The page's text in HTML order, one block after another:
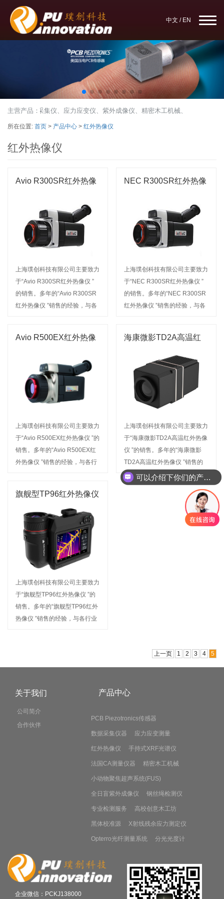
中文 / EN
主营产品：
、数据采集仪、应力应变仪、紫外成像仪、精密木工机械、木工实验
所在位置: 首页 > 产品中心 > 红外热像仪
红外热像仪
Avio R300SR红外热像
上海璞创科技有限公司主要致力
于“Avio R300SR红外热像仪 ”
的销售。多年的“Avio R300SR
红外热像仪 ”销售的经验，与各
受广大用户信赖。欢迎来电咨询
NEC R300SR红外热像
上海璞创科技有限公司主要致力
于“NEC R300SR红外热像仪 ”
的销售。多年的“NEC R300SR
红外热像仪 ”销售的经验，与各
受广大用户信赖。欢迎来电咨询
Avio R500EX红外热像
上海璞创科技有限公司主要致力
于“Avio R500EX红外热像仪 ”的
销售。多年的“Avio R500EX红
外热像仪 ”销售的经验，与各行
广大用户信赖。欢迎来电咨询或
前来选购
海康微影TD2A高温红
上海璞创科技有限公司主要致力
于“海康微影TD2A高温红外热像
仪 ”的销售。多年的“海康微影
TD2A高温红外热像仪 ”销售的
经验，与各行业新老用户建立了
稳定的合作关系，我公司经营的
产品名称深受广大用户信赖。欢
旗舰型TP96红外热像仪
上海璞创科技有限公司主要致力
于“旗舰型TP96红外热像仪 ”的
销售。多年的“旗舰型TP96红外
热像仪 ”销售的经验，与各行业
前来选购
上一页 1 2 3 4 5
关于我们
公司简介
合作伙伴
产品中心
PCB Piezotronics传感器
数据采集仪器 应力应变测量
红外热像仪 手持式XRF光谱仪
法国CA测量仪器 精密木工机械
小动物聚焦超声系统(FUS)
全日盲紫外成像仪 钢丝绳检测仪
专业检测服务 高校创意木工坊
黑体校准源 X射线残余应力测定仪
Opterro光纤测量系统 分光光度计
企业微信：PCKJ138000
可以介绍下你们的产品么